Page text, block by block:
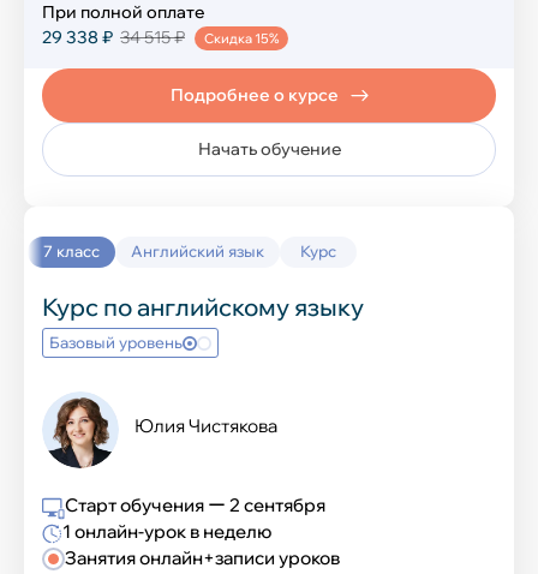
Семейное обучение
Семейное обучение
При полной оплате
29 338 ₽ 34 515 ₽ Скидка 15%
Начать обучение
Подробнее о курсе
7 класс Английский язык Курс
Курс по английскому языку
Базовый уровень
Юлия Чистякова
Занятия онлайн+записи уроков
Старт обучения ー 2 сентября
1 онлайн-урок в неделю